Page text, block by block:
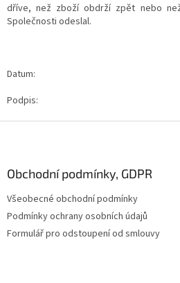
dříve, než zboží obdrží zpět nebo
Společnosti odeslal.
Datum:
Podpis:
Obchodní podmínky, GDPR
Všeobecné obchodní podmínky
Podmínky ochrany osobních údajů
Formulář pro odstoupení od smlouvy